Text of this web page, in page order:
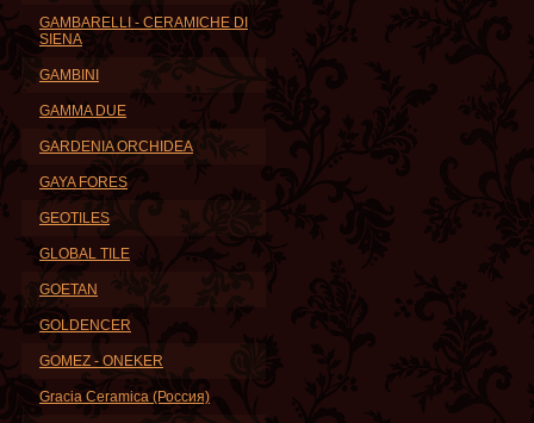
GAMBARELLI - CERAMICHE DI
SIENA
GAMBINI
GAMMA DUE
GARDENIA ORCHIDEA
GAYA FORES
GEOTILES
GLOBAL TILE
GOETAN
GOLDENCER
GOMEZ - ONEKER
Gracia Ceramica (Россия)